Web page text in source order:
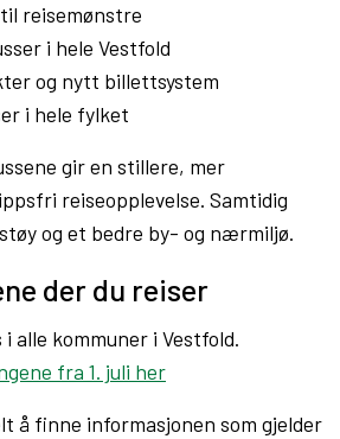
reisemønstre
i hele Vestfold
og nytt billettsystem
i hele fylket
gir en stillere, mer
reiseopplevelse. Samtidig
og et bedre by- og nærmiljø.
der du reiser
alle kommuner i Vestfold.
fra 1. juli her
å finne informasjonen som gjelder